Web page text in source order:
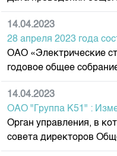
14.04.2023
28 апреля 2023 года
ОАО «Электрические
годовое общее
14.04.2023
ОАО "Группа К51" :
Орган управления, в
совета директоров